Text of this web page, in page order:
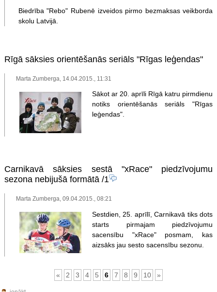
Biedrība "Rebo" Rubenē izveidos pirmo bezmaksas veikborda
skolu Latvijā.
Rīgā sāksies orientēšanās seriāls "Rīgas leģendas"
Marta Zumberga, 14.04.2015., 11:31
Sākot ar 20. aprīli Rīgā katru pirmdienu
notiks orientēšanās seriāls "Rīgas
leģendas".
Carnikavā sāksies sestā "xRace" piedzīvojumu
sezona nebijušā formātā/1
Marta Zumberga, 09.04.2015., 08:21
Sestdien, 25. aprīlī, Carnikavā tiks dots
starts pirmajam piedzīvojumu
sacensību "xRace" posmam, kas
aizsāks jau sesto sacensību sezonu.
« 2 3 4 5 6 7 8 9 10 »